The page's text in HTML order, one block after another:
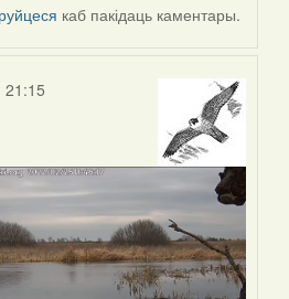
каб пакідаць каментары.